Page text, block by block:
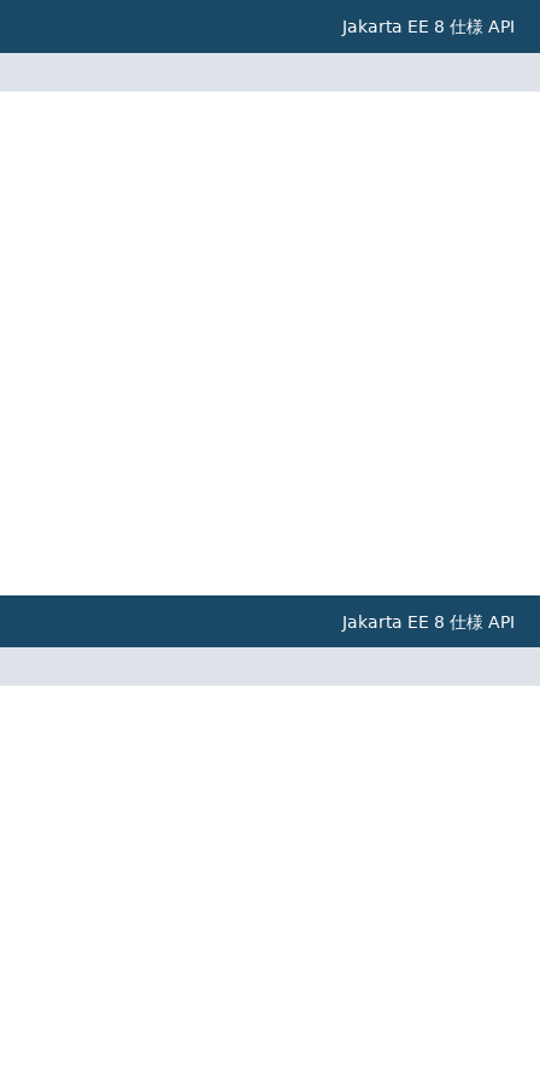
Jakarta EE 8 仕様 API
Jakarta EE 8 仕様 API